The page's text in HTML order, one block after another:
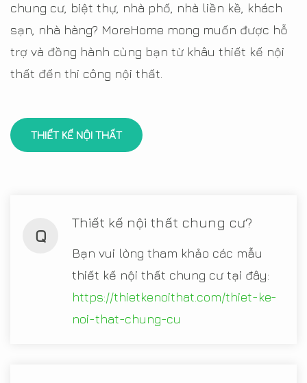
chung cư, biệt thự, nhà phố, nhà liền kề, khách
sạn, nhà hàng? MoreHome mong muốn được hỗ
trợ và đồng hành cùng bạn từ khâu thiết kế nội
thất đến thi công nội thất.
THIẾT KẾ NỘI THẤT
Q
Thiết kế nội thất chung cư?
Bạn vui lòng tham khảo các mẫu
thiết kế nội thất chung cư tại đây:
https://thietkenoithat.com/thiet-ke-
noi-that-chung-cu